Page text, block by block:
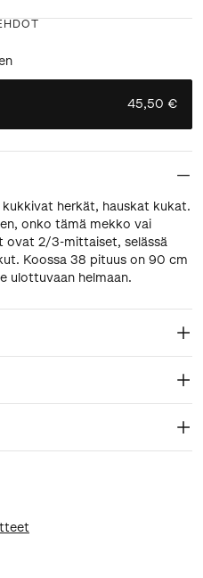
45,50 €
kukkivat herkät, hauskat kukat.
onko tämä mekko vai
ovat 2/3-mittaiset, selässä
Koossa 38 pituus on 90 cm
ulottuvaan helmaan.